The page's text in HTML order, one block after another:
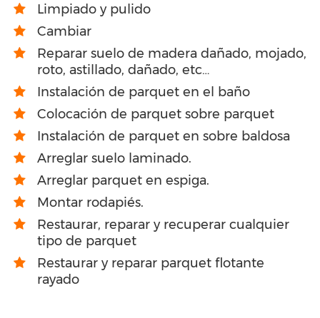
Limpiado y pulido
Cambiar
Reparar suelo de madera dañado, mojado,
roto, astillado, dañado, etc…
Instalación de parquet en el baño
Colocación de parquet sobre parquet
Instalación de parquet en sobre baldosa
Arreglar suelo laminado.
Arreglar parquet en espiga.
Montar rodapiés.
Restaurar, reparar y recuperar cualquier
tipo de parquet
Restaurar y reparar parquet flotante
rayado